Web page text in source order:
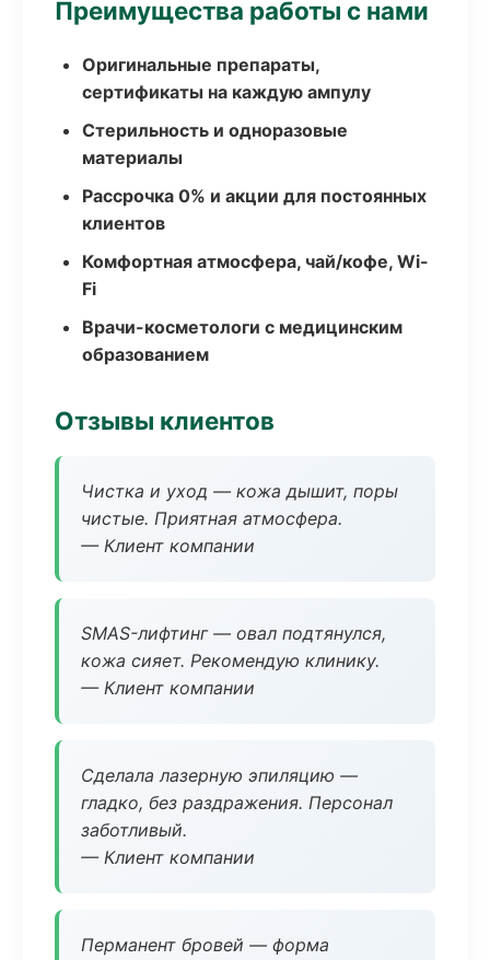
Преимущества работы с нами
Оригинальные препараты,
сертификаты на каждую ампулу
Стерильность и одноразовые
материалы
Рассрочка 0% и акции для постоянных
клиентов
Комфортная атмосфера, чай/кофе, Wi-
Fi
Врачи-косметологи с медицинским
образованием
Отзывы клиентов
Чистка и уход — кожа дышит, поры
чистые. Приятная атмосфера.
— Клиент компании
SMAS-лифтинг — овал подтянулся,
кожа сияет. Рекомендую клинику.
— Клиент компании
Сделала лазерную эпиляцию —
гладко, без раздражения. Персонал
заботливый.
— Клиент компании
Перманент бровей — форма